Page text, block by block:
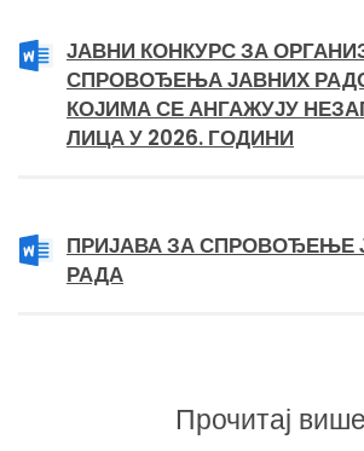
ЈАВНИ КОНКУРС ЗА
СПРОВОЂЕЊА ЈАВНИХ
КОЈИМА СЕ АНГАЖУЈУ
ЛИЦА У 2026. ГОДИНИ
ПРИЈАВА ЗА СПРОВОЂЕЊЕ
РАДА
Прочитај више